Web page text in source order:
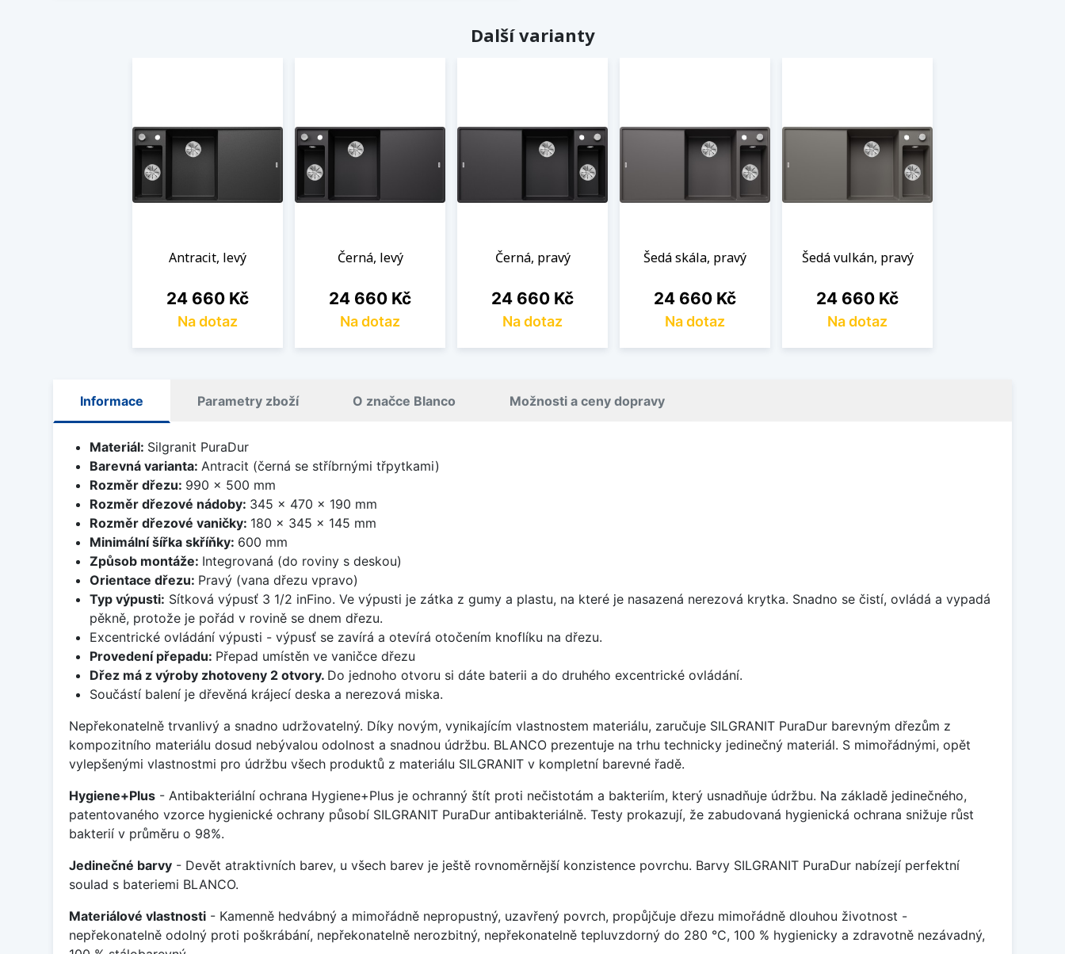
Další varianty
Antracit, levý
Cena
24 660 Kč
Na dotaz
Černá, levý
Cena
24 660 Kč
Na dotaz
Černá, pravý
Cena
24 660 Kč
Na dotaz
Šedá skála, pravý
Cena
24 660 Kč
Na dotaz
Šedá vulkán, pravý
Cena
24 660 Kč
Na dotaz
Informace Parametry zboží O značce Blanco Možnosti a ceny dopravy
Materiál: Silgranit PuraDur
Barevná varianta: Antracit (černá se stříbrnými třpytkami)
Rozměr dřezu: 990 x 500 mm
Rozměr dřezové nádoby: 345 x 470 x 190 mm
Rozměr dřezové vaničky: 180 x 345 x 145 mm
Minimální šířka skříňky: 600 mm
Způsob montáže: Integrovaná (do roviny s deskou)
Orientace dřezu: Pravý (vana dřezu vpravo)
Typ výpusti: Sítková výpusť 3 1/2 inFino. Ve výpusti je zátka z gumy a plastu, na které je nasazená nerezová krytka. Snadno se čistí, ovládá a vypadá
pěkně, protože je pořád v rovině se dnem dřezu.
Excentrické ovládání výpusti - výpusť se zavírá a otevírá otočením knoflíku na dřezu.
Provedení přepadu: Přepad umístěn ve vaničce dřezu
Dřez má z výroby zhotoveny 2 otvory. Do jednoho otvoru si dáte baterii a do druhého excentrické ovládání.
Součástí balení je dřevěná krájecí deska a nerezová miska.
Nepřekonatelně trvanlivý a snadno udržovatelný. Díky novým, vynikajícím vlastnostem materiálu, zaručuje SILGRANIT PuraDur barevným dřezům z
kompozitního materiálu dosud nebývalou odolnost a snadnou údržbu. BLANCO prezentuje na trhu technicky jedinečný materiál. S mimořádnými, opět
vylepšenými vlastnostmi pro údržbu všech produktů z materiálu SILGRANIT v kompletní barevné řadě.
Hygiene+Plus - Antibakteriální ochrana Hygiene+Plus je ochranný štít proti nečistotám a bakteriím, který usnadňuje údržbu. Na základě jedinečného,
patentovaného vzorce hygienické ochrany působí SILGRANIT PuraDur antibakteriálně. Testy prokazují, že zabudovaná hygienická ochrana snižuje růst
bakterií v průměru o 98%.
Jedinečné barvy - Devět atraktivních barev, u všech barev je ještě rovnoměrnější konzistence povrchu. Barvy SILGRANIT PuraDur nabízejí perfektní
soulad s bateriemi BLANCO.
Materiálové vlastnosti - Kamenně hedvábný a mimořádně nepropustný, uzavřený povrch, propůjčuje dřezu mimořádně dlouhou životnost -
nepřekonatelně odolný proti poškrábání, nepřekonatelně nerozbitný, nepřekonatelně tepluvzdorný do 280 °C, 100 % hygienicky a zdravotně nezávadný,